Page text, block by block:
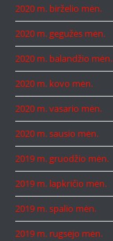
2020 m. birželio mėn.
2020 m. gegužės mėn.
2020 m. balandžio mėn.
2020 m. kovo mėn.
2020 m. vasario mėn.
2020 m. sausio mėn.
2019 m. gruodžio mėn.
2019 m. lapkričio mėn.
2019 m. spalio mėn.
2019 m. rugsėjo mėn.